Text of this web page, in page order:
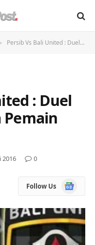
Persib Vs Bali United : Duel Wajah Baru Para Pemain Muda
: Duel
Pemain
2016 0
Follow Us
Google
News